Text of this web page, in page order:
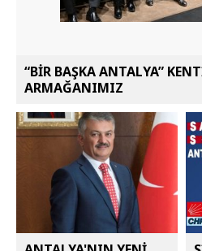
“BİR BAŞKA ANTALYA”
ARMAĞANIMIZ